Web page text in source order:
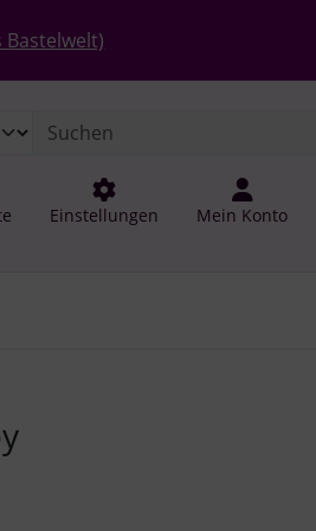
Bastelwelt)
Einstellungen Mein Konto
Zum Vergrößern